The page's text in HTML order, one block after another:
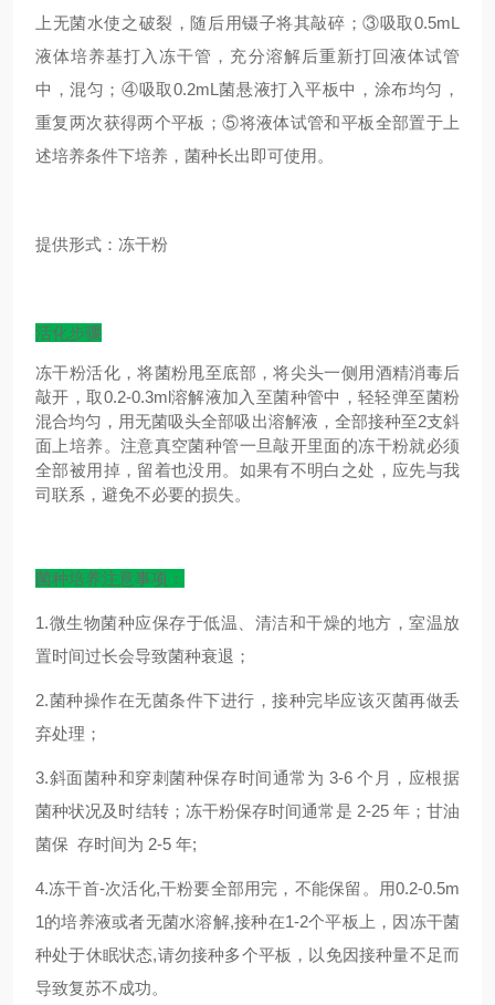
上无菌水使之破裂，随后用镊子将其敲碎；③吸取0.5mL
液体培养基打入冻干管，充分溶解后重新打回液体试管
中，混匀；④吸取0.2mL菌悬液打入平板中，涂布均匀，
重复两次获得两个平板；⑤将液体试管和平板全部置于上
述培养条件下培养，菌种长出即可使用。
提供形式：冻干粉
活化步骤
冻干粉活化，将菌粉甩至底部，将尖头一侧用酒精消毒后
敲开，取0.2-0.3ml溶解液加入至菌种管中，轻轻弹至菌粉
混合均匀，用无菌吸头全部吸出溶解液，全部接种至2支斜
面上培养。注意真空菌种管一旦敲开里面的冻干粉就必须
全部被用掉，留着也没用。如果有不明白之处，应先与我
司联系，避免不必要的损失。
菌种培养注意事项：
1.微生物菌种应保存于低温、清洁和干燥的地方，室温放
置时间过长会导致菌种衰退；
2.菌种操作在无菌条件下进行，接种完毕应该灭菌再做丢
弃处理；
3.斜面菌种和穿刺菌种保存时间通常为 3-6 个月，应根据
菌种状况及时结转；冻干粉保存时间通常是 2-25 年；甘油
菌保 存时间为 2-5 年;
4.冻干首-次活化,干粉要全部用完，不能保留。用0.2-0.5m
1的培养液或者无菌水溶解,接种在1-2个平板上，因冻干菌
种处于休眠状态,请勿接种多个平板，以免因接种量不足而
导致复苏不成功。